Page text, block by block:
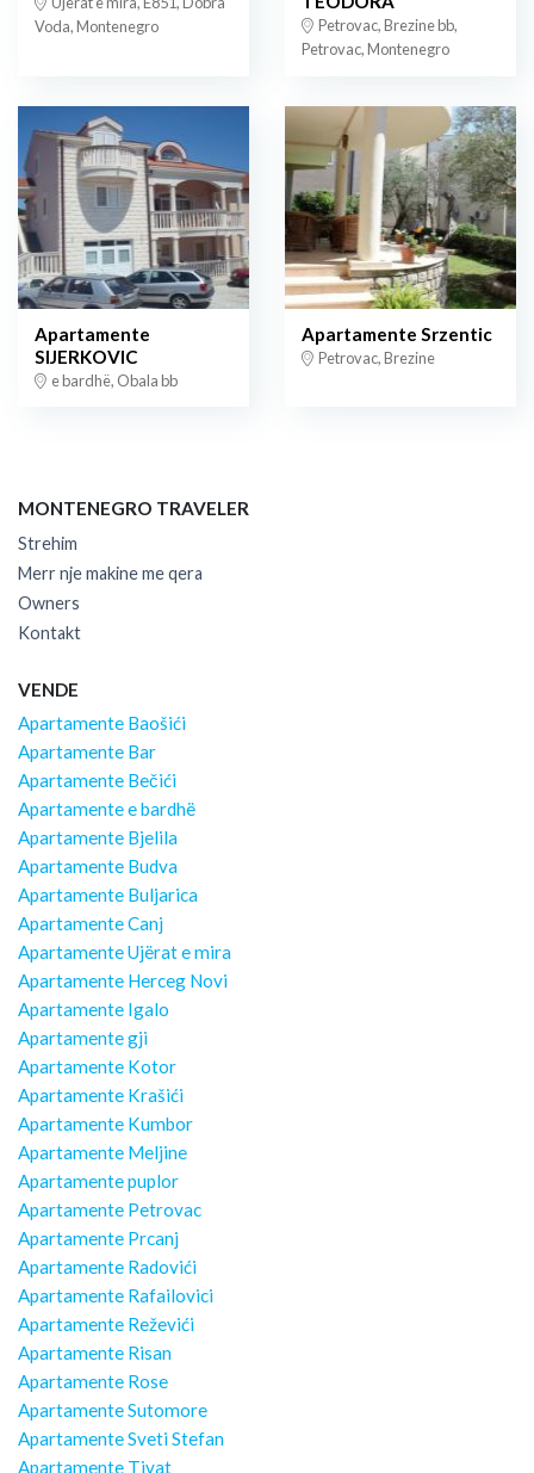
Voda, Montenegro
Petrovac, Brezine bb,
Petrovac, Montenegro
Apartamente
SIJERKOVIC
e bardhë, Obala bb
Apartamente Srzentic
Petrovac, Brezine
MONTENEGRO TRAVELER
Strehim
Merr nje makine me qera
Owners
Kontakt
VENDE
Apartamente Baošići
Apartamente Bar
Apartamente Bečići
Apartamente e bardhë
Apartamente Bjelila
Apartamente Budva
Apartamente Buljarica
Apartamente Canj
Apartamente Ujërat e mira
Apartamente Herceg Novi
Apartamente Igalo
Apartamente gji
Apartamente Kotor
Apartamente Krašići
Apartamente Kumbor
Apartamente Meljine
Apartamente puplor
Apartamente Petrovac
Apartamente Prcanj
Apartamente Radovići
Apartamente Rafailovici
Apartamente Reževići
Apartamente Risan
Apartamente Rose
Apartamente Sutomore
Apartamente Sveti Stefan
Apartamente Tivat